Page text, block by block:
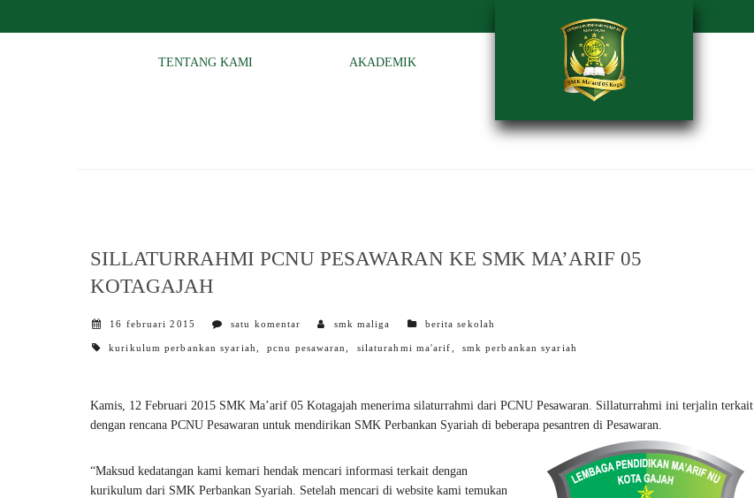
TENTANG KAMI AKADEMIK
SILLATURRAHMI PCNU PESAWARAN KE SMK MA’ARIF 05
KOTAGAJAH
16 februari 2015 satu komentar smk maliga categories
berita sekolah
tags
kurikulum perbankan syariah pcnu pesawaran silaturahmi ma'arif smk perbankan syariah
Kamis, 12 Februari 2015 SMK Ma’arif 05 Kotagajah menerima silaturrahmi dari PCNU Pesawaran. Sillaturrahmi ini terjalin terkait
dengan rencana PCNU Pesawaran untuk mendirikan SMK Perbankan Syariah di beberapa pesantren di Pesawaran.
“Maksud kedatangan kami kemari hendak mencari informasi terkait dengan
kurikulum dari SMK Perbankan Syariah. Setelah mencari di website kami temukan